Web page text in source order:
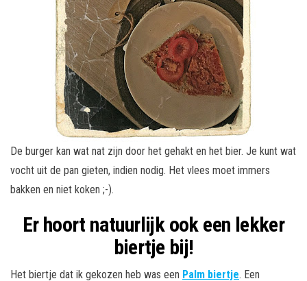
De burger kan wat nat zijn door het gehakt en het bier. Je kunt wat
vocht uit de pan gieten, indien nodig. Het vlees moet immers
bakken en niet koken ;-).
Er hoort natuurlijk ook een lekker
biertje bij!
Het biertje dat ik gekozen heb was een Palm biertje. Een